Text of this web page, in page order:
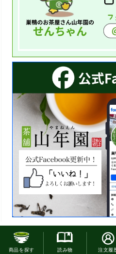
お電話でのご
商品を探す 読み物 注文履